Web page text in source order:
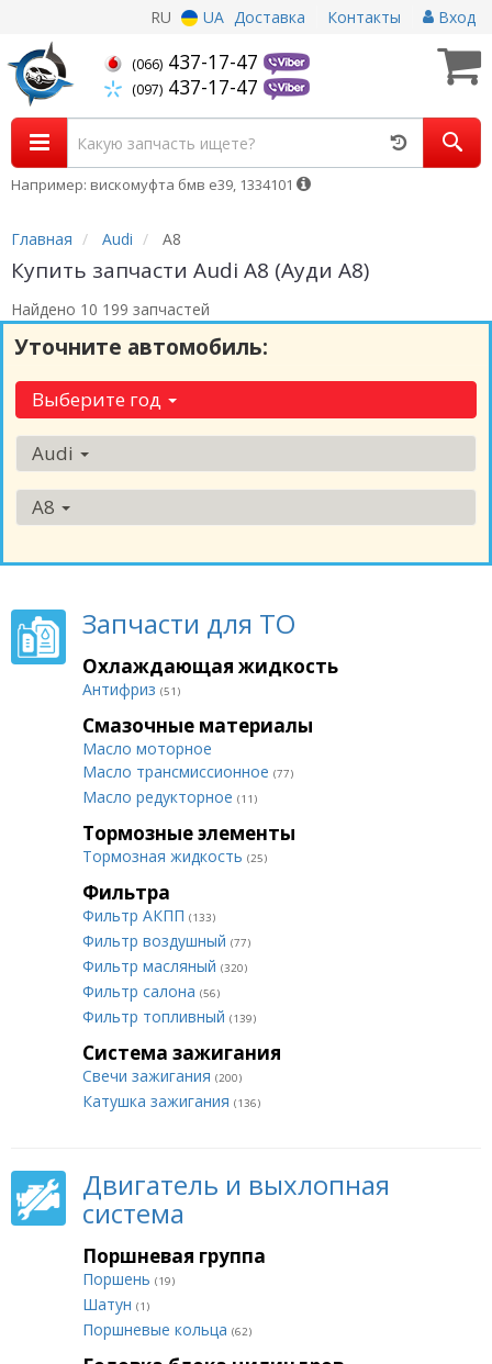
RU UA Доставка Контакты Вход
(066) 437-17-47
(097) 437-17-47
Например: вискомуфта бмв е39, 1334101
Главная Audi A8
Купить запчасти Audi A8 (Ауди А8)
Найдено 10 199 запчастей
Уточните автомобиль:
Выберите год
Audi
A8
Запчасти для ТО
Охлаждающая жидкость
Антифриз (51)
Смазочные материалы
Масло моторное
Масло трансмиссионное (77)
Масло редукторное (11)
Тормозные элементы
Тормозная жидкость (25)
Фильтра
Фильтр АКПП (133)
Фильтр воздушный (77)
Фильтр масляный (320)
Фильтр салона (56)
Фильтр топливный (139)
Система зажигания
Свечи зажигания (200)
Катушка зажигания (136)
Двигатель и выхлопная
система
Поршневая группа
Поршень (19)
Шатун (1)
Поршневые кольца (62)